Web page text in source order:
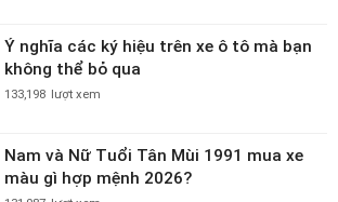
Ý nghĩa các ký hiệu trên xe ô tô mà bạn
không thể bỏ qua
133,198 lượt xem
Nam và Nữ Tuổi Tân Mùi 1991 mua xe
màu gì hợp mệnh 2026?